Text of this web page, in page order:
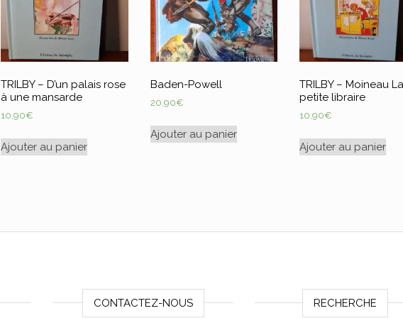
TRILBY – D’un palais rose
à une mansarde
10,90€
Ajouter au panier
Baden-Powell
20,90€
Ajouter au panier
TRILBY – Moineau
petite libraire
10,90€
Ajouter au panier
CONTACTEZ-NOUS RECHERCHE